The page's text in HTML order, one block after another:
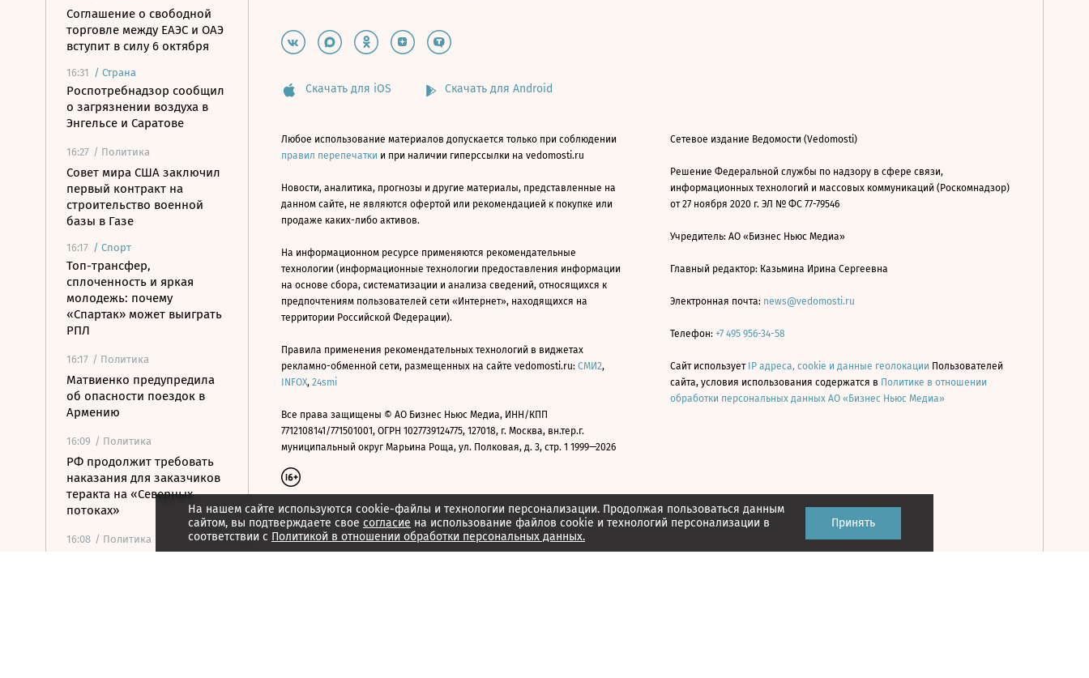
Соглашение о свободной
торговле между ЕАЭС и ОАЭ
вступит в силу 6 октября
16:31 / Страна
Роспотребнадзор сообщил
о загрязнении воздуха в
Энгельсе и Саратове
16:27 / Политика
Совет мира США заключил
первый контракт на
строительство военной
базы в Газе
16:17 / Спорт
Топ-трансфер,
сплоченность и яркая
молодежь: почему
«Спартак» может выиграть
РПЛ
16:17 / Политика
Матвиенко предупредила
об опасности поездок в
Армению
16:09 / Политика
РФ продолжит требовать
наказания для заказчиков
теракта на «Северных
потоках»
16:08 / Политика
На нашем сайте используются cookie-файлы и технологии персонализации. Продолжая пользоваться данным
сайтом, вы подтверждаете свое согласие на использование файлов cookie и технологий персонализации в
соответствии с Политикой в отношении обработки персональных данных.
Принять
Скачать для iOS Скачать для Android
Любое использование материалов допускается только при соблюдении
правил перепечатки и при наличии гиперссылки на vedomosti.ru
Новости, аналитика, прогнозы и другие материалы, представленные на
данном сайте, не являются офертой или рекомендацией к покупке или
продаже каких-либо активов.
На информационном ресурсе применяются рекомендательные
технологии (информационные технологии предоставления информации
на основе сбора, систематизации и анализа сведений, относящихся к
предпочтениям пользователей сети «Интернет», находящихся на
территории Российской Федерации).
Правила применения рекомендательных технологий в виджетах
рекламно-обменной сети, размещенных на сайте vedomosti.ru: СМИ2,
INFOX, 24smi
Все права защищены © АО Бизнес Ньюс Медиа, ИНН/КПП
7712108141/771501001, ОГРН 1027739124775, 127018, г. Москва, вн.тер.г.
муниципальный округ Марьина Роща, ул. Полковая, д. 3, стр. 1 1999—2026
Сетевое издание Ведомости (Vedomosti)
Решение Федеральной службы по надзору в сфере связи,
информационных технологий и массовых коммуникаций (Роскомнадзор)
от 27 ноября 2020 г. ЭЛ № ФС 77-79546
Учредитель: АО «Бизнес Ньюс Медиа»
Главный редактор: Казьмина Ирина Сергеевна
Электронная почта: news@vedomosti.ru
Телефон: +7 495 956-34-58
Сайт использует IP адреса, cookie и данные геолокации Пользователей
сайта, условия использования содержатся в Политике в отношении
обработки персональных данных АО «Бизнес Ньюс Медиа»